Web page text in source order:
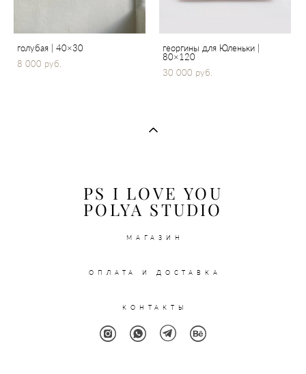
голубая | 40×30
8 000 pуб.
георгины для Юленьки |
80×120
30 000 pуб.
PS I LOVE YOU
POLYA STUDIO
МАГАЗИН
ОПЛАТА И ДОСТАВКА
КОНТАКТЫ